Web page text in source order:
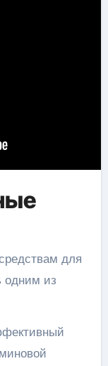
для
одним из